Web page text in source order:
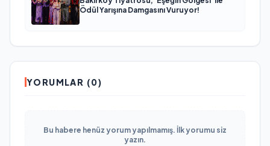
Ödül Yarışına Damgasını Vuruyor!
YORUMLAR (0)
Bu habere henüz yorum yapılmamış. İlk yorumu siz
yazın.